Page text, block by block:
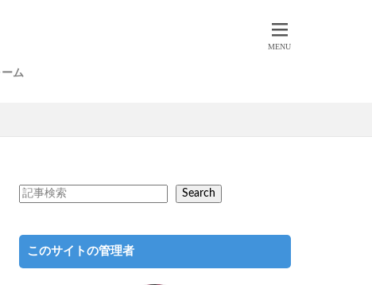
ム
Search
このサイトの管理者